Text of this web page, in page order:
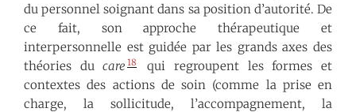
du personnel soignant dans sa position d’autorité. De
ce fait, son approche thérapeutique et
interpersonnelle est guidée par les grands axes des
théories ducare 18
qui regroupent les formes et
contextes des actions de soin (comme la prise en
charge, la sollicitude, l’accompagnement, la